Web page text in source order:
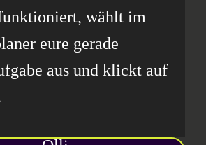
wählt im
eure gerade
aus und klickt auf